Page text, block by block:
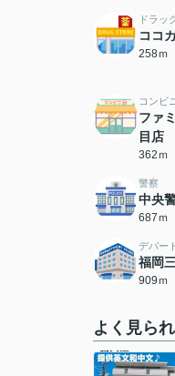
ドラッ
ココ
258ｍ
コンビ
ファ
目店
362ｍ
警察
中央
687ｍ
デパート
福岡
909ｍ
よく見ら